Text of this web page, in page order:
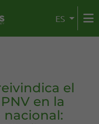
ES
el
en la